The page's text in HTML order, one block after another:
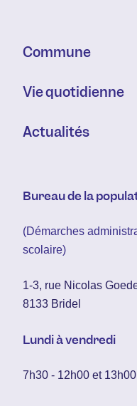
Commune
Vie quotidienne
Actualités
Bureau de la
(Démarches
scolaire)
1-3, rue Nicolas
8133 Bridel
Lundi à vendredi
7h30 - 12h00 et